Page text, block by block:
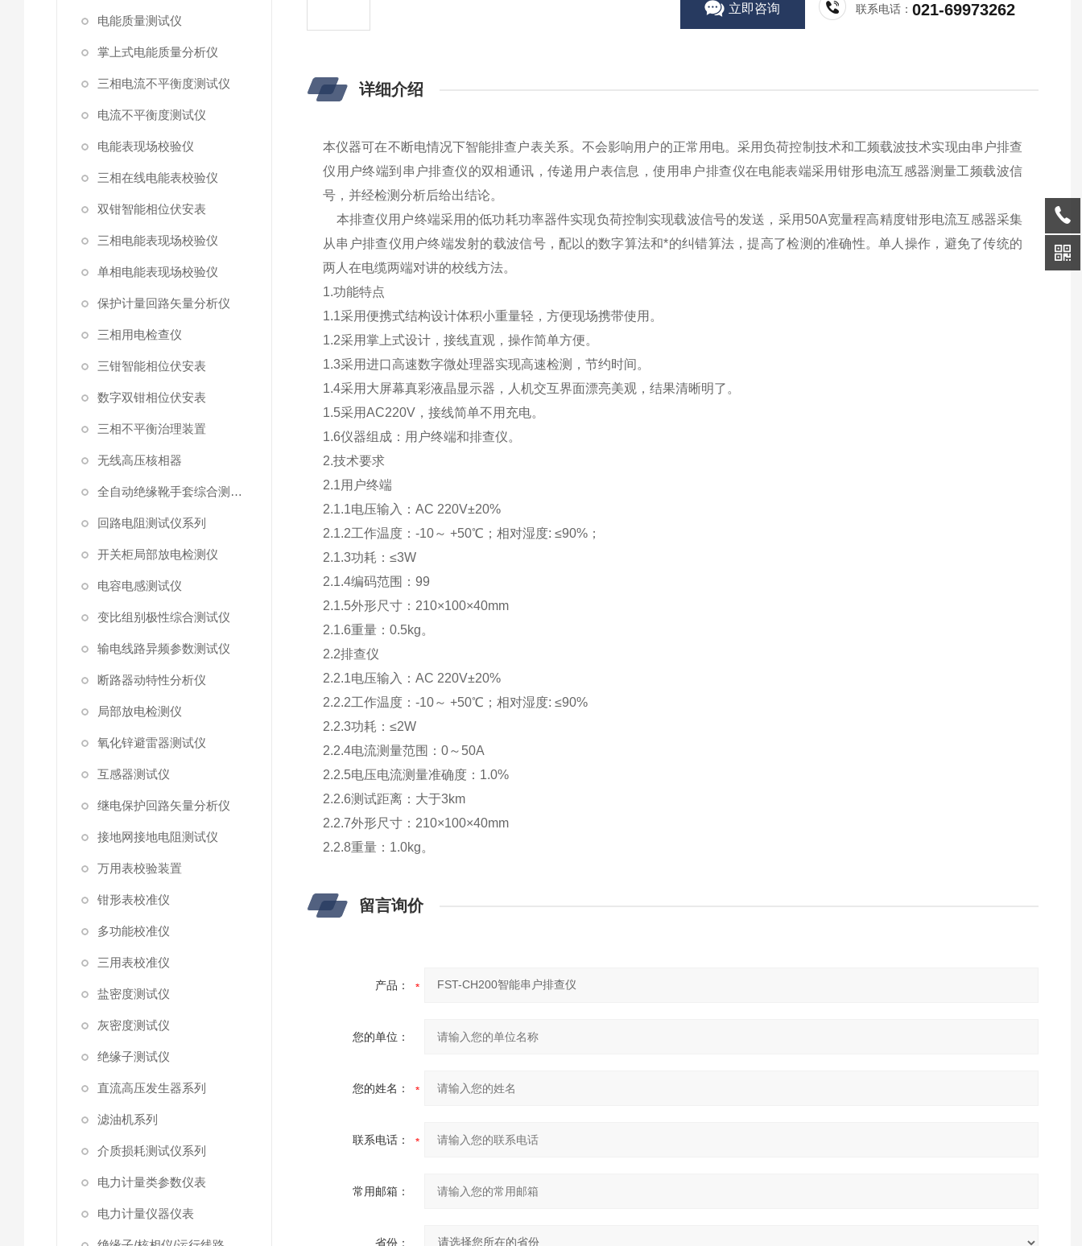
电能质量测试仪
掌上式电能质量分析仪
三相电流不平衡度测试仪
电流不平衡度测试仪
电能表现场校验仪
三相在线电能表校验仪
双钳智能相位伏安表
三相电能表现场校验仪
单相电能表现场校验仪
保护计量回路矢量分析仪
三相用电检查仪
三钳智能相位伏安表
数字双钳相位伏安表
三相不平衡治理装置
无线高压核相器
全自动绝缘靴手套综合测试仪
回路电阻测试仪系列
开关柜局部放电检测仪
电容电感测试仪
变比组别极性综合测试仪
输电线路异频参数测试仪
断路器动特性分析仪
局部放电检测仪
氧化锌避雷器测试仪
互感器测试仪
继电保护回路矢量分析仪
接地网接地电阻测试仪
万用表校验装置
钳形表校准仪
多功能校准仪
三用表校准仪
盐密度测试仪
灰密度测试仪
绝缘子测试仪
直流高压发生器系列
滤油机系列
介质损耗测试仪系列
电力计量类参数仪表
电力计量仪器仪表
立即咨询 联系电话：021-69973262
详细介绍
本仪器可在不断电情况下智能排查户表关系。不会影响用户的正常用电。采用负荷控制技术和工频载波技术实现由串户排查
仪用户终端到串户排查仪的双相通讯，传递用户表信息，使用串户排查仪在电能表端采用钳形电流互感器测量工频载波信
号，并经检测分析后给出结论。
本排查仪用户终端采用的低功耗功率器件实现负荷控制实现载波信号的发送，采用50A宽量程高精度钳形电流互感器采集
从串户排查仪用户终端发射的载波信号，配以的数字算法和*的纠错算法，提高了检测的准确性。单人操作，避免了传统的
两人在电缆两端对讲的校线方法。
1.功能特点
1.1采用便携式结构设计体积小重量轻，方便现场携带使用。
1.2采用掌上式设计，接线直观，操作简单方便。
1.3采用进口高速数字微处理器实现高速检测，节约时间。
1.4采用大屏幕真彩液晶显示器，人机交互界面漂亮美观，结果清晰明了。
1.5采用AC220V，接线简单不用充电。
1.6仪器组成：用户终端和排查仪。
2.技术要求
2.1用户终端
2.1.1电压输入：AC 220V±20%
2.1.2工作温度：-10～ +50℃；相对湿度: ≤90%；
2.1.3功耗：≤3W
2.1.4编码范围：99
2.1.5外形尺寸：210×100×40mm
2.1.6重量：0.5kg。
2.2排查仪
2.2.1电压输入：AC 220V±20%
2.2.2工作温度：-10～ +50℃；相对湿度: ≤90%
2.2.3功耗：≤2W
2.2.4电流测量范围：0～50A
2.2.5电压电流测量准确度：1.0%
2.2.6测试距离：大于3km
2.2.7外形尺寸：210×100×40mm
2.2.8重量：1.0kg。
留言询价
产品：
您的单位：
您的姓名：
联系电话：
常用邮箱：
省份：